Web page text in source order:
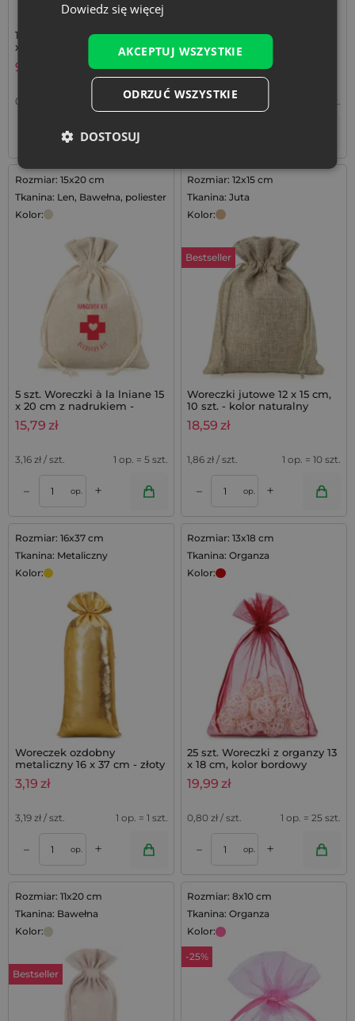
10 szt. Woreczki z organzy 15
x 20 cm - czerwone
9,49
0,95 1 op. = 10 szt.
op. +
3 szt. Woreczki bawełniane
16 x 37 cm - naturalne
11,99zł
4,00 zł / szt.
Rozmiar: 15x20 cm
Tkanina: Len, Bawełna, poliester
Kolor:
5 szt. Woreczki à la lniane 15
x 20 cm z nadrukiem -
Hangover kit
15,79 zł
3,16 zł / szt. 1 op. = 5 szt.
– op. +
Rozmiar: 12x15 cm
Tkanina: Juta
Kolor:
Bestseller
Woreczki jutowe 12 x 15 cm,
10 szt. - kolor naturalny
18,59 zł
1,86 zł / szt. 1 op. = 10 szt.
– op. +
Rozmiar: 16x37 cm
Tkanina: Metaliczny
Kolor:
Woreczek ozdobny
metaliczny 16 x 37 cm - złoty
3,19 zł
3,19 zł / szt. 1 op. = 1 szt.
– op. +
Rozmiar: 13x18 cm
Tkanina: Organza
Kolor:
25 szt. Woreczki z organzy 13
x 18 cm, kolor bordowy
19,99 zł
0,80 zł / szt. 1 op. = 25 szt.
– op. +
Rozmiar: 11x20 cm
Tkanina: Bawełna
Kolor:
Bestseller
Rozmiar: 8x10 cm
Tkanina: Organza
Kolor:
-25%
Dowiedz się więcej
AKCEPTUJ WSZYSTKIE
ODRZUĆ WSZYSTKIE
DOSTOSUJ